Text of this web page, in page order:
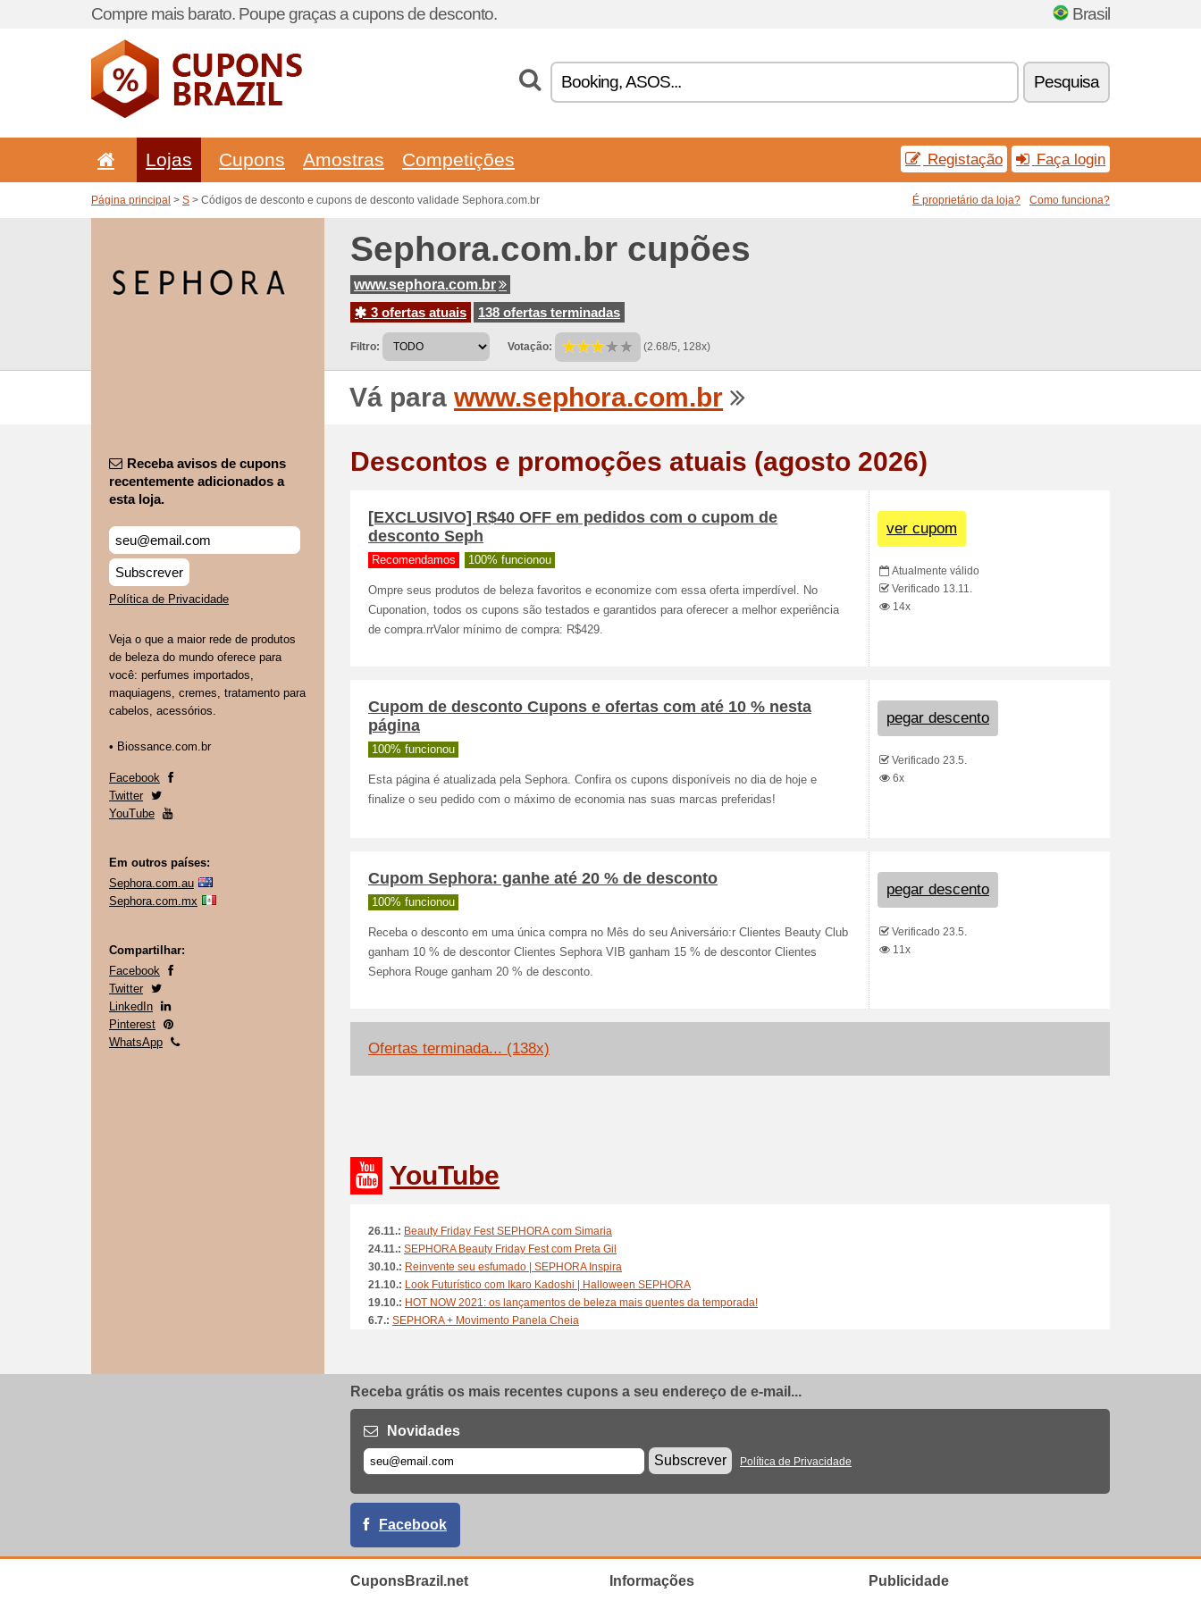
Compre mais barato. Poupe graças a cupons de desconto. Brasil
Pesquisa
Lojas Cupons Amostras Competições Registação Faça login
Página principal > S > Códigos de desconto e cupons de desconto validade Sephora.com.br É proprietário da loja? Como funciona?
Sephora.com.br cupões
www.sephora.com.br
3 ofertas atuais
138 ofertas terminadas
Filtro: Votação: (2.68/5, 128x)
Vá para www.sephora.com.br
Receba avisos de cupons
recentemente adicionados a
esta loja.
Subscrever
Política de Privacidade
Veja o que a maior rede de produtos
de beleza do mundo oferece para
você: perfumes importados,
maquiagens, cremes, tratamento para
cabelos, acessórios.
• Biossance.com.br
Facebook
Twitter
YouTube
Em outros países:
Sephora.com.au
Sephora.com.mx
Compartilhar:
Facebook
Twitter
LinkedIn
Pinterest
WhatsApp
Descontos e promoções atuais (agosto 2026)
[EXCLUSIVO] R$40 OFF em pedidos com o cupom de
desconto Seph
Recomendamos 100% funcionou
Ompre seus produtos de beleza favoritos e economize com essa oferta imperdível. No
Cuponation, todos os cupons são testados e garantidos para oferecer a melhor experiência
de compra.rrValor mínimo de compra: R$429.
ver cupom
Atualmente válido
Verificado 13.11.
14x
Cupom de desconto Cupons e ofertas com até 10 % nesta
página
100% funcionou
Esta página é atualizada pela Sephora. Confira os cupons disponíveis no dia de hoje e
finalize o seu pedido com o máximo de economia nas suas marcas preferidas!
pegar descento
Verificado 23.5.
6x
Cupom Sephora: ganhe até 20 % de desconto
100% funcionou
Receba o desconto em uma única compra no Mês do seu Aniversário:r Clientes Beauty Club
ganham 10 % de descontor Clientes Sephora VIB ganham 15 % de descontor Clientes
Sephora Rouge ganham 20 % de desconto.
pegar descento
Verificado 23.5.
11x
Ofertas terminada... (138x)
YouTube
26.11.: Beauty Friday Fest SEPHORA com Simaria
24.11.: SEPHORA Beauty Friday Fest com Preta Gil
30.10.: Reinvente seu esfumado | SEPHORA Inspira
21.10.: Look Futurístico com Ikaro Kadoshi | Halloween SEPHORA
19.10.: HOT NOW 2021: os lançamentos de beleza mais quentes da temporada!
6.7.: SEPHORA + Movimento Panela Cheia
30.3.: SEPHORA Inspira: Preparação de pele com Estée Lauder
2.2.: Beleza de Verão: as dicas para deixar a estação ainda mais linda | SEPHORA Inspira
19.1.: Guia da Máscara Perfeita: como preparar e aplicar sua máscara facial? | SEPHORA Inspira
4.12.: 16H COM SOFT MATTE COMPLETE FOUNDATION: Babi Louise
4.12.: 16H COM SOFT MATTE COMPLETE FOUNDATION: João Viegas
4.12.: 16H COM SOFT MATTE COMPLETE FOUNDATION: Fe Esteves
30.10.:
Aprenda 3 Drinks de arrepiar! | SEPHORA Darkside Of Beauty
30.10.:Abracadraba com Nay Firens e KVD Vegan Beauty | SEPHORA Darkside Of Beauty
27.10.: "The Evil Eye" com Victor Nogueira e Givenchy | SEPHORA DARKSIDE OF BEAUTY
Receba grátis os mais recentes cupons a seu endereço de e-mail...
Novidades
Subscrever
Política de Privacidade
Facebook
CuponsBrazil.net Informações Publicidade